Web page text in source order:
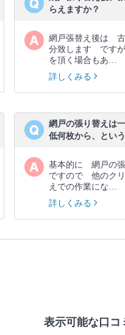
らえますか？
網戸張替え後は
分致します ですが
を頂く場合もあ…
詳しくみる
網戸の張り替えは
低何枚から、とい
基本的に 網戸の張
ですので 他のクリ
えでの作業にな…
詳しくみる
表示可能な口コ